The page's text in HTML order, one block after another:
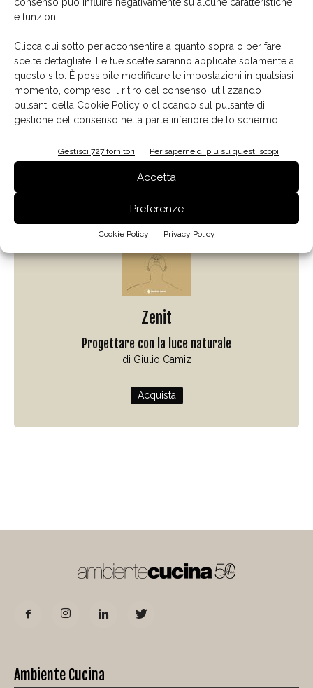
e funzioni.
Clicca qui sotto per acconsentire a quanto sopra o per fare
scelte dettagliate. Le tue scelte saranno applicate solamente a
questo sito. È possibile modificare le impostazioni in qualsiasi
momento, compreso il ritiro del consenso, utilizzando i
pulsanti della Cookie Policy o cliccando sul pulsante di
gestione del consenso nella parte inferiore dello schermo.
Gestisci 727 fornitori Per saperne di più su questi scopi
Accetta
Preferenze
Cookie Policy Privacy Policy
Il libro del mese
Zenit
Progettare con la luce naturale
di Giulio Camiz
Acquista
Ambiente Cucina